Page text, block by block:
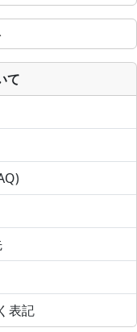
て
表記